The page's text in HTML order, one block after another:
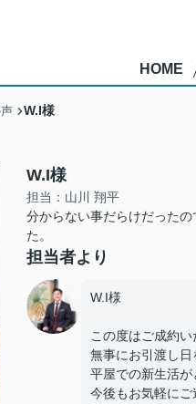
HOME
W.I様
W.I様
担当：山川 翔平
分からない事だらけだった
た。
担当者より
W.I様
この度はご成約い
無事にお引渡し日
平屋での新生活
今後もお気軽にご